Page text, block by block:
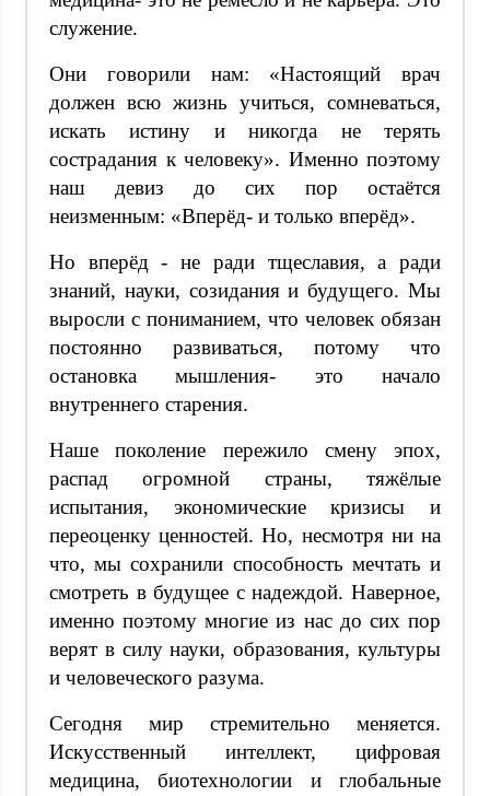
служение.
Они говорили нам: «Настоящий врач
должен всю жизнь учиться, сомневаться,
искать истину и никогда не терять
сострадания к человеку». Именно поэтому
наш девиз до сих пор остаётся
неизменным: «Вперёд- и только вперёд».
Но вперёд - не ради тщеславия, а ради
знаний, науки, созидания и будущего. Мы
выросли с пониманием, что человек обязан
постоянно развиваться, потому что
остановка мышления- это начало
внутреннего старения.
Наше поколение пережило смену эпох,
распад огромной страны, тяжёлые
испытания, экономические кризисы и
переоценку ценностей. Но, несмотря ни на
что, мы сохранили способность мечтать и
смотреть в будущее с надеждой. Наверное,
именно поэтому многие из нас до сих пор
верят в силу науки, образования, культуры
и человеческого разума.
Сегодня мир стремительно меняется.
Искусственный интеллект, цифровая
медицина, биотехнологии и глобальные